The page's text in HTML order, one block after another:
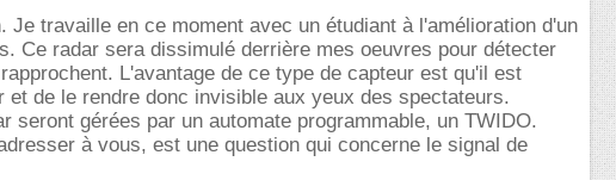
travaille en ce moment avec un étudiant à l'amélioration d'un
Ce radar sera dissimulé derrière mes oeuvres pour détecter
L'avantage de ce type de capteur est qu'il est
et de le rendre donc invisible aux yeux des spectateurs.
seront gérées par un automate programmable, un TWIDO.
à vous, est une question qui concerne le signal de